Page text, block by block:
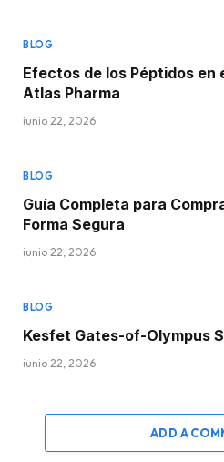
BLOG
Efectos de los Péptidos en
Atlas Pharma
junio 22, 2026
BLOG
Guía Completa para
Forma Segura
junio 22, 2026
BLOG
Kesfet Gates-of-Olympus
junio 22, 2026
ADD A